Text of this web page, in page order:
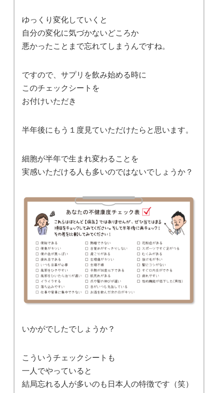
ゆっくり変化していくと
自分の変化に気づかないどころか
悪かったことまで忘れてしまうんですね。
ですので、サプリを飲み始める時に
このチェックシートを
お付けいただき
半年後にもう１度見ていただけたらと思います。
細胞が半年で生まれ変わることを
実感いただける人も多いのではないでしょうか？
いかがでしたでしょうか？
こういうチェックシートも
一人でやっていると
結局忘れる人が多いのも日本人の特徴です（笑）